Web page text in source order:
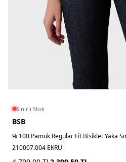
Sınırlı Stok
BSB
% 100 Pamuk Regular Fit Bisiklet Yaka
210007.004 EKRU